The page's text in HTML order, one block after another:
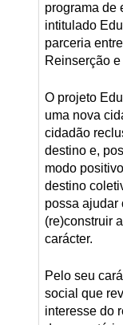
programa de
intitulado
parceria
Reinserção
O projeto
uma nova
cidadão
destino e,
modo
destino
possa ajudar
(re)construir
carácter.
Pelo seu
social que
interesse do